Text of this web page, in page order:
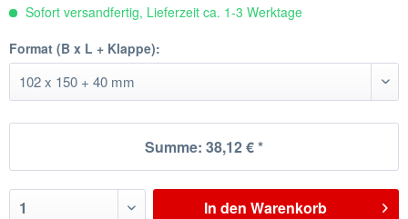
Sofort versandfertig, Lieferzeit ca. 1-3 Werktage
Format (B x L + Klappe):
Summe: 38,12 €*
In den Warenkorb